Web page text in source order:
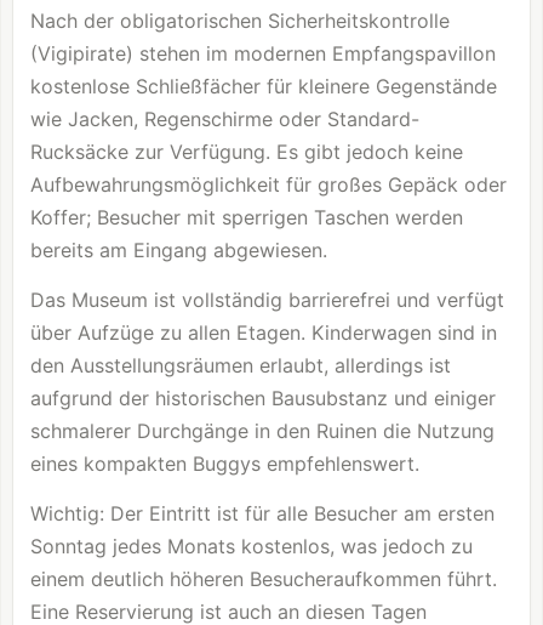
Nach der obligatorischen Sicherheitskontrolle
(Vigipirate) stehen im modernen Empfangspavillon
kostenlose Schließfächer für kleinere Gegenstände
wie Jacken, Regenschirme oder Standard-
Rucksäcke zur Verfügung. Es gibt jedoch keine
Aufbewahrungsmöglichkeit für großes Gepäck oder
Koffer; Besucher mit sperrigen Taschen werden
bereits am Eingang abgewiesen.
Das Museum ist vollständig barrierefrei und verfügt
über Aufzüge zu allen Etagen. Kinderwagen sind in
den Ausstellungsräumen erlaubt, allerdings ist
aufgrund der historischen Bausubstanz und einiger
schmalerer Durchgänge in den Ruinen die Nutzung
eines kompakten Buggys empfehlenswert.
Wichtig: Der Eintritt ist für alle Besucher am ersten
Sonntag jedes Monats kostenlos, was jedoch zu
einem deutlich höheren Besucheraufkommen führt.
Eine Reservierung ist auch an diesen Tagen